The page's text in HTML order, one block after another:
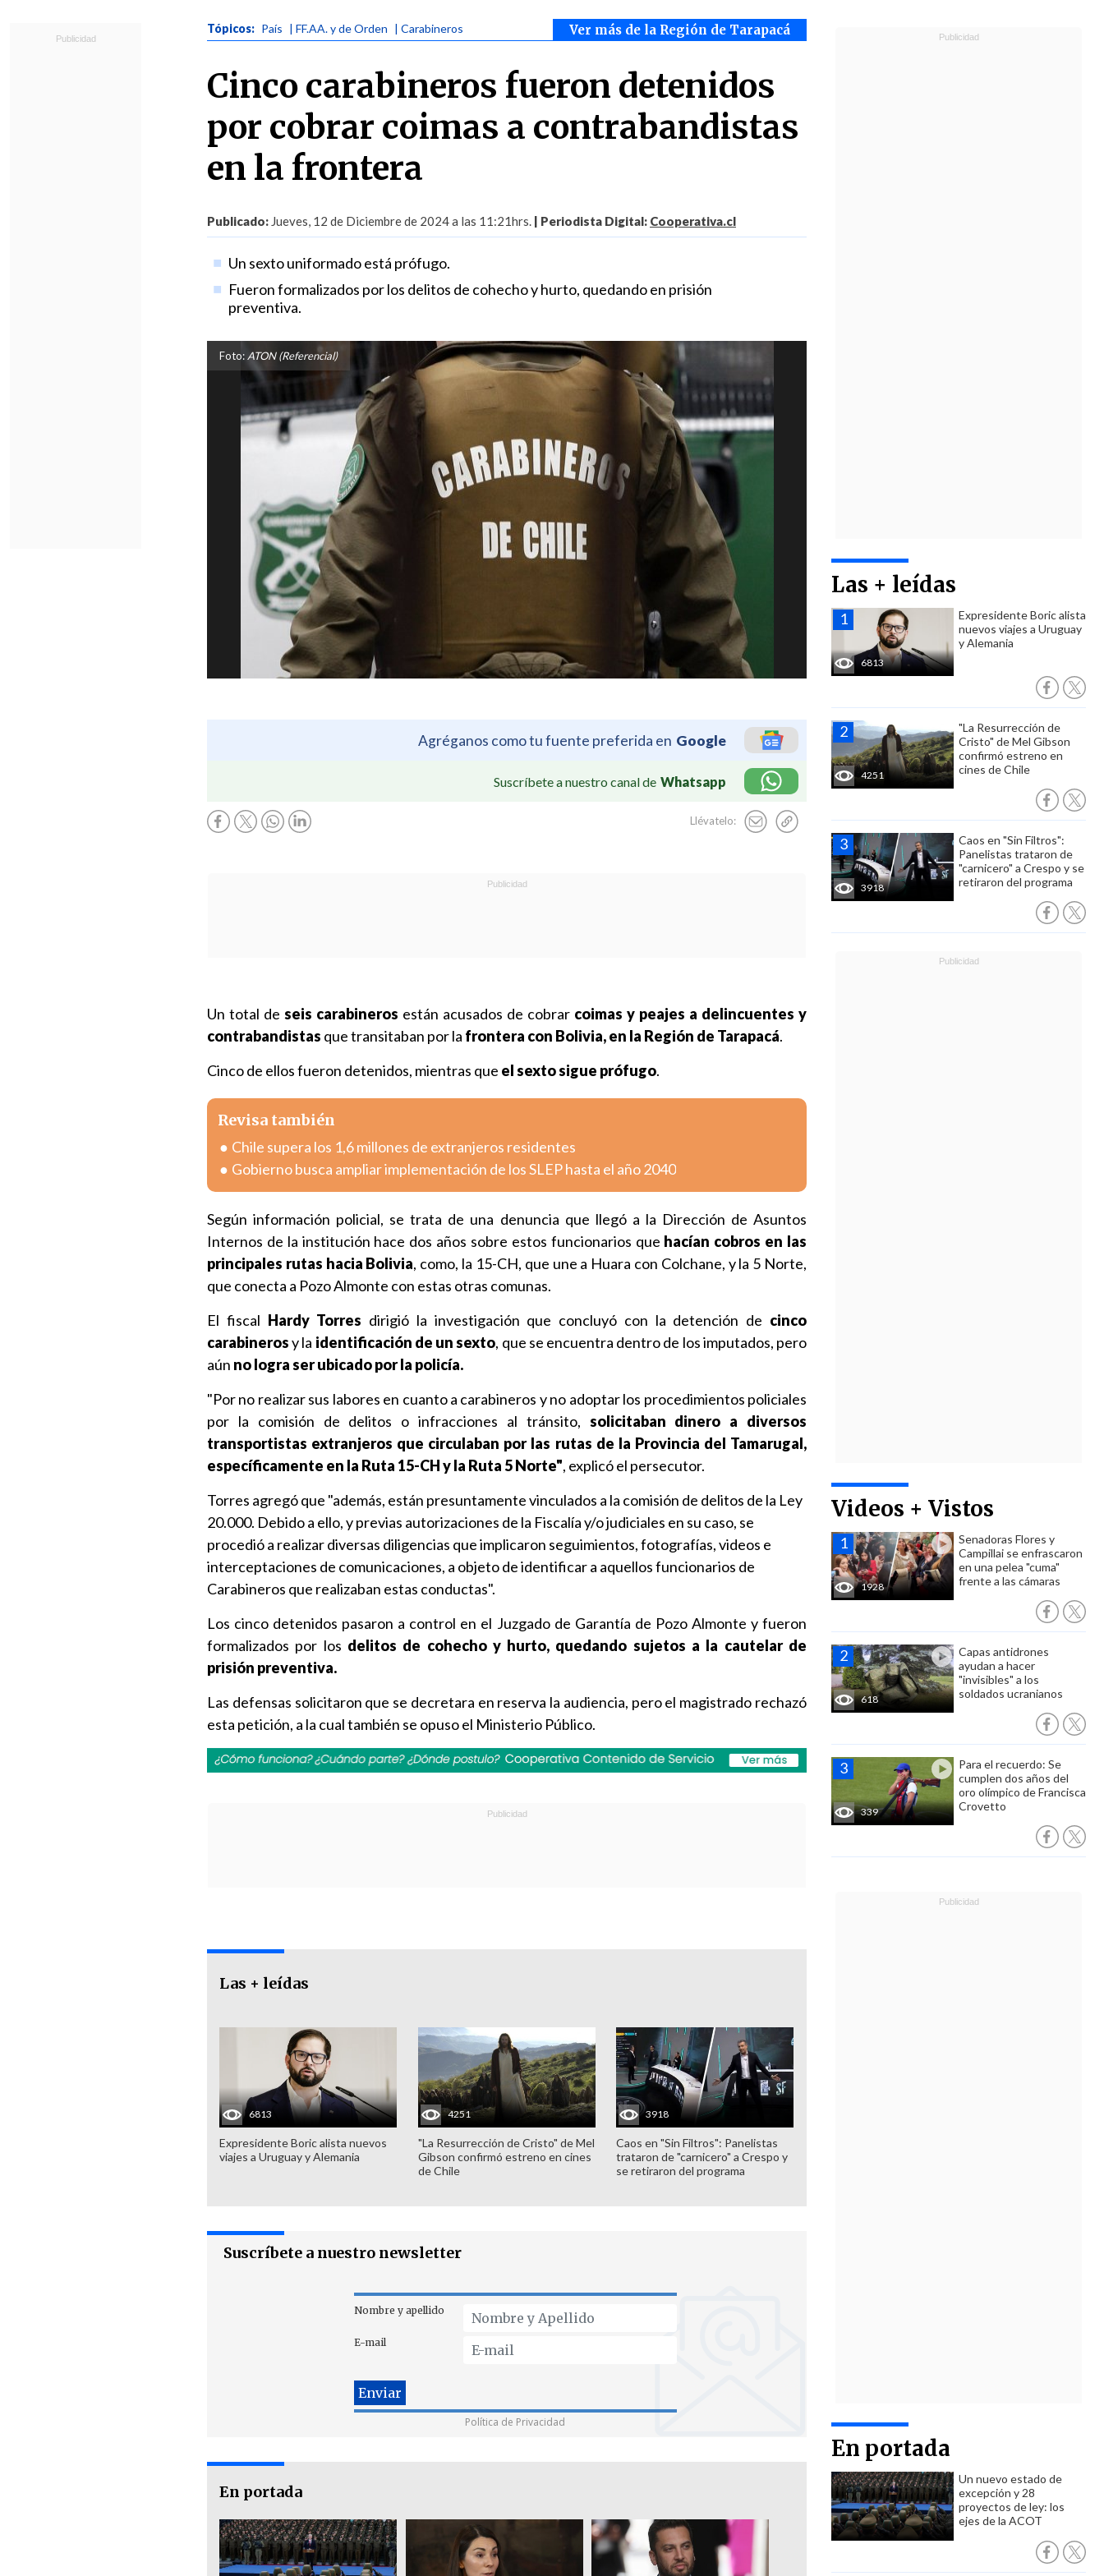
Ver más de la Región de Tarapacá
Tópicos: País | FF.AA. y de Orden | Carabineros
Cinco carabineros fueron detenidos
por cobrar coimas a contrabandistas
en la frontera
Publicado: Jueves, 12 de Diciembre de 2024 a las 11:21hrs. | Periodista Digital: Cooperativa.cl
Un sexto uniformado está prófugo.
Fueron formalizados por los delitos de cohecho y hurto, quedando en prisión
preventiva.
Foto: ATON (Referencial)
Agréganos como tu fuente preferida en Google
Suscríbete a nuestro canal de Whatsapp
Llévatelo:
Las + leídas
6813
Expresidente Boric alista
nuevos viajes a Uruguay
y Alemania
4251
"La Resurrección de
Cristo" de Mel Gibson
confirmó estreno en
cines de Chile
3918
Caos en "Sin Filtros":
Panelistas trataron de
"carnicero" a Crespo y se
retiraron del programa
Videos + Vistos
1928
Senadoras Flores y
Campillai se enfrascaron
en una pelea "cuma"
frente a las cámaras
618
Capas antidrones
ayudan a hacer
"invisibles" a los
soldados ucranianos
339
Para el recuerdo: Se
cumplen dos años del
oro olímpico de Francisca
Crovetto
En portada
Un nuevo estado de
excepción y 28
proyectos de ley: los
ejes de la ACOT
Un total de seis carabineros están acusados de cobrar coimas y peajes a delincuentes y
contrabandistas que transitaban por la frontera con Bolivia, en la Región de Tarapacá.
Cinco de ellos fueron detenidos, mientras que el sexto sigue prófugo.
Revisa también
Chile supera los 1,6 millones de extranjeros residentes
Gobierno busca ampliar implementación de los SLEP hasta el año 2040
Según información policial, se trata de una denuncia que llegó a la Dirección de Asuntos
Internos de la institución hace dos años sobre estos funcionarios que hacían cobros en las
principales rutas hacia Bolivia, como, la 15-CH, que une a Huara con Colchane, y la 5 Norte,
que conecta a Pozo Almonte con estas otras comunas.
El fiscal Hardy Torres dirigió la investigación que concluyó con la detención de cinco
carabinerosy la identificación de un sexto, que se encuentra dentro de los imputados, pero
aún no logra ser ubicado por la policía.
"Por no realizar sus labores en cuanto a carabineros y no adoptar los procedimientos policiales
por la comisión de delitos o infracciones al tránsito, solicitaban dinero a diversos
transportistas extranjeros que circulaban por las rutas de la Provincia del Tamarugal,
específicamente en la Ruta 15-CH y la Ruta 5 Norte", explicó el persecutor.
Torres agregó que "además, están presuntamente vinculados a la comisión de delitos de la Ley
20.000. Debido a ello, y previas autorizaciones de la Fiscalía y/o judiciales en su caso, se
procedió a realizar diversas diligencias que implicaron seguimientos, fotografías, videos e
interceptaciones de comunicaciones, a objeto de identificar a aquellos funcionarios de
Carabineros que realizaban estas conductas".
Los cinco detenidos pasaron a control en el Juzgado de Garantía de Pozo Almonte y fueron
formalizados por los delitos de cohecho y hurto, quedando sujetos a la cautelar de
prisión preventiva.
Las defensas solicitaron que se decretara en reserva la audiencia, pero el magistrado rechazó
esta petición, a la cual también se opuso el Ministerio Público.
Las + leídas
6813
Expresidente Boric alista nuevos
viajes a Uruguay y Alemania
4251
"La Resurrección de Cristo" de Mel
Gibson confirmó estreno en cines
de Chile
3918
Caos en "Sin Filtros": Panelistas
trataron de "carnicero" a Crespo y
se retiraron del programa
Suscríbete a nuestro newsletter
Nombre y apellido
E-mail
Política de Privacidad
En portada